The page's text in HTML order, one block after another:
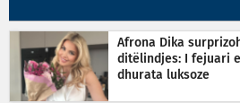
Afrona Dika
ditëlindjes: I fejuari
dhurata luksoze